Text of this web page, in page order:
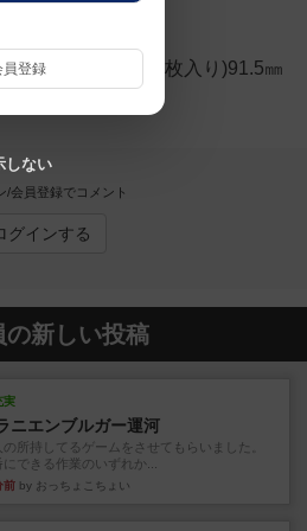
スのCAC-SL21(50枚入り)91.5㎜
/会員登録でコメント
グインする
の新しい投稿
実
ニエンブルガー運河
の所持してるゲームをさせてもらいました。
にできる作業のいずれか...
前 by おっちょこちょい
員登録
しない